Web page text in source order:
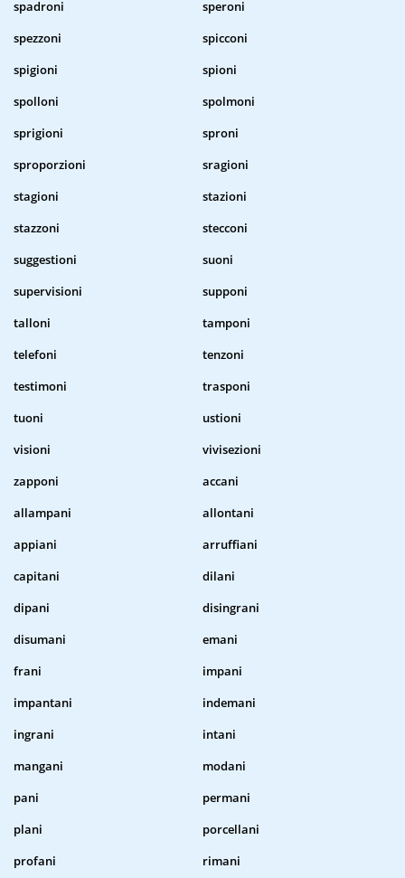
spadroni
speroni
spezzoni
spicconi
spigioni
spioni
spolloni
spolmoni
sprigioni
sproni
sproporzioni
sragioni
stagioni
stazioni
stazzoni
stecconi
suggestioni
suoni
supervisioni
supponi
talloni
tamponi
telefoni
tenzoni
testimoni
trasponi
tuoni
ustioni
visioni
vivisezioni
zapponi
accani
allampani
allontani
appiani
arruffiani
capitani
dilani
dipani
disingrani
disumani
emani
frani
impani
impantani
indemani
ingrani
intani
mangani
modani
pani
permani
plani
porcellani
profani
rimani